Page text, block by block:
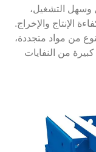
وسهل التشغيل،
الإنتاج والإخراج.
من مواد متجددة،
من النفايات